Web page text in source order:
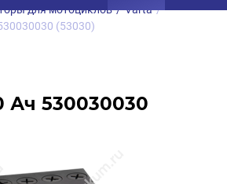
для мотоциклов / Varta /
(53030)
Ач 530030030